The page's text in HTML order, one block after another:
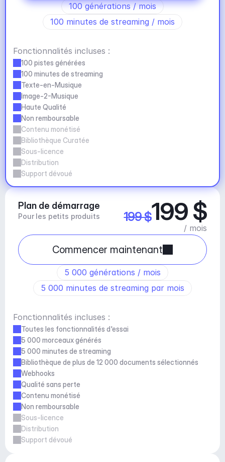
100 générations / mois
100 minutes de streaming / mois
Fonctionnalités incluses :
100 pistes générées
100 minutes de streaming
Texte-en-Musique
Image-2-Musique
Haute Qualité
Non remboursable
Contenu monétisé
Bibliothèque Curatée
Sous-licence
Distribution
Support dévoué
Plan de démarrage
Pour les petits produits 199 $199 $
/ mois
Commencer maintenant
5 000 générations / mois
5 000 minutes de streaming par mois
Fonctionnalités incluses :
Toutes les fonctionnalités d'essai
5 000 morceaux générés
5 000 minutes de streaming
Bibliothèque de plus de 12 000 documents sélectionnés
Webhooks
Qualité sans perte
Contenu monétisé
Non remboursable
Sous-licence
Distribution
Support dévoué